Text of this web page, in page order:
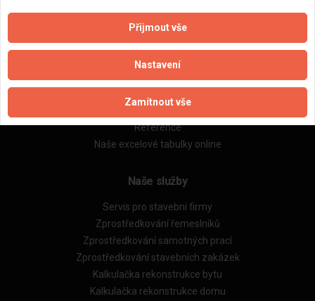
Naše firmy a řemeslníci
Zpracování a ochrana osobních údajů
Reference
Naše excelové tabulky online
Naše služby
Servis pro stavební firmy
Zprostředkování řemeslníků
Zprostředkování samotných prací
Zprostředkování stavebních zakázek
Kalkulačka rekonstrukce bytu
Kalkulačka rekonstrukce domu
Přijmout vše
Nastavení
Zamítnout vše